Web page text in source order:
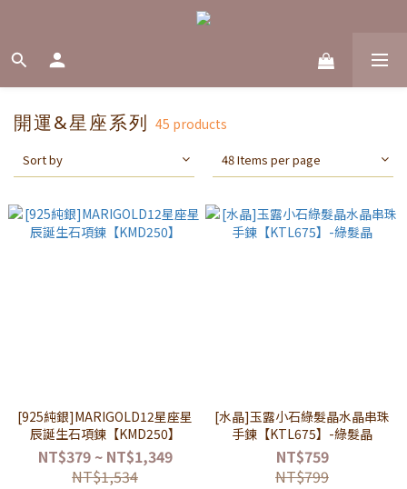
開運&星座系列 45 products
Sort by 48 Items per page
[925純銀]MARIGOLD12星座星
辰誕生石項鍊【KMD250】
NT$379 ~ NT$1,349
NT$1,534
[水晶]玉露小石綠髮晶水晶串珠
手鍊【KTL675】-綠髮晶
NT$759
NT$799